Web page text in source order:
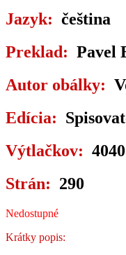
Jazyk: čeština
Preklad: Pavel
Autor obálky:
Edícia:
Výtlačkov:
Strán: 290
Nedostupné
Krátky popis: